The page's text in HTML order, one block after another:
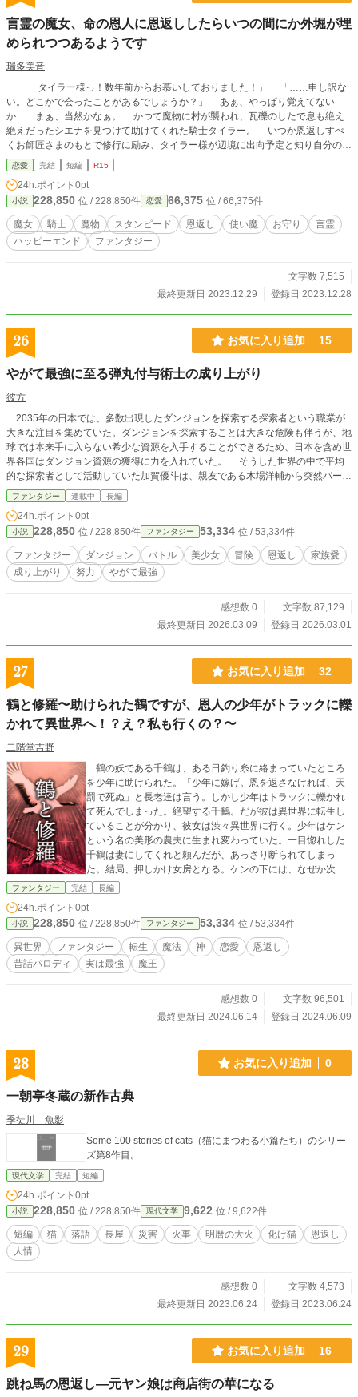
言霊の魔女、命の恩人に恩返ししたらいつの間にか外堀が埋
められつつあるようです
瑞多美音
「タイラー様っ！数年前からお慕いしておりました！」 「……申し訳な
い。どこかで会ったことがあるでしょうか？」 あぁ、やっぱり覚えてない
か……まぁ、当然かなぁ。 かつて魔物に村が襲われ、瓦礫のしたで息も絶え
絶えだったシエナを見つけて助けてくれた騎士タイラー。 いつか恩返しすべ
くお師匠さまのもとで修行に励み、タイラー様が辺境に出向予定と知り自分の使
える言霊魔法をこっそり掛け、予備のお守りまで渡せたことで満足し日々の生活
へ戻った。 半年後、予定より早くタイラー様が戻ったと知り自分の魔法が役
目を果たしたとホットしていたが……あれ？遠くで幸せを祈るはずがなんでここ
に？
恋愛 完結 短編 R15
24h.ポイント 0pt
小説 228,850 位 / 228,850件 恋愛 66,375 位 / 66,375件
魔女 騎士 魔物 スタンピード 恩返し 使い魔 お守り
言霊
ハッピーエンド
ファンタジー
文字数 7,515
最終更新日 2023.12.29
登録日 2023.12.28
26 お気に入り追加 15
やがて最強に至る弾丸付与術士の成り上がり
彼方
2035年の日本では、多数出現したダンジョンを探索する探索者という職業が
大きな注目を集めていた。ダンジョンを探索することは大きな危険も伴うが、地
球では本来手に入らない希少な資源を入手することができるため、日本を含め世
界各国はダンジョン資源の獲得に力を入れていた。 そうした世界の中で平均
的な探索者として活動していた加賀優斗は、親友である木場洋輔から突然パーテ
ィを追放されてしまう。優斗は絶望し失意の底に沈むが、不治の病に侵された妹
を助けるために行動を開始する。 これは、実力も才能もない一人の青年が努
力と工夫によって世界最強へと上り詰めるまでの物語。
ファンタジー 連載中 長編
24h.ポイント 0pt
小説 228,850 位 / 228,850件 ファンタジー 53,334 位 / 53,334件
ファンタジー ダンジョン バトル 美少女 冒険 恩返し
家族愛
成り上がり
努力 やがて最強
感想数 0
文字数 87,129
最終更新日 2026.03.09
登録日 2026.03.01
27 お気に入り追加 32
鶴と修羅〜助けられた鶴ですが、恩人の少年がトラックに轢
かれて異世界へ！？え？私も行くの？〜
二階堂吉野
鶴の妖である千鶴は、ある日釣り糸に絡まっていたところ
を少年に助けられた。「少年に嫁げ。恩を返さなければ、天
罰で死ぬ」と長老達は言う。しかし少年はトラックに轢かれ
て死んでしまった。絶望する千鶴。だが彼は異世界に転生し
ていることが分かり、彼女は渋々異世界に行く。少年はケン
という名の美形の農夫に生まれ変わっていた。一目惚れした
千鶴は妻にしてくれと頼んだが、あっさり断られてしまっ
た。結局、押しかけ女房となる。ケンの下には、なぜか次々
と妖がやって来る。江戸時代の狐やモンゴルの白馬と千鶴は
千鶴に横恋慕した王子の陰謀だった。心配性で甘えん坊の鶴
がチートな妖術で奮闘するお話。全30話。
ファンタジー 完結 長編
24h.ポイント 0pt
小説 228,850 位 / 228,850件 ファンタジー 53,334 位 / 53,334件
異世界 ファンタジー 転生 魔法 神 恋愛
恩返し
昔話パロディ
実は最強 魔王
感想数 0
文字数 96,501
最終更新日 2024.06.14
登録日 2024.06.09
28 お気に入り追加 0
一朝亭冬蔵の新作古典
季徒川 魚影
Some 100 stories of cats（猫にまつわる小篇たち）のシリー
ズ第8作目。
現代文学 完結 短編
24h.ポイント 0pt
小説 228,850 位 / 228,850件 現代文学 9,622 位 / 9,622件
短編 猫 落語 長屋 災害 火事 明暦の大火 化け猫
恩返し
人情
感想数 0
文字数 4,573
最終更新日 2023.06.24
登録日 2023.06.24
29 お気に入り追加 16
跳ね馬の恩返し—元ヤン娘は商店街の華になる